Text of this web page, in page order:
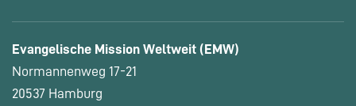
Evangelische Mission Weltweit (EMW)
Normannenweg 17-21
20537 Hamburg